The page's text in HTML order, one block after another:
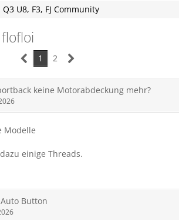
U8, F3, FJ Community
1 2
keine Motorabdeckung mehr?
Modelle
einige Threads.
Button